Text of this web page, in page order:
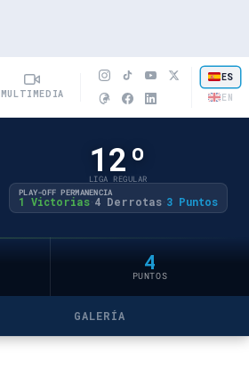
MULTIMEDIA
ES
EN
12º
LIGA REGULAR
PLAY-OFF PERMANENCIA
1 Victorias· 4 Derrotas· 3 Puntos
4
PUNTOS
GALERÍA